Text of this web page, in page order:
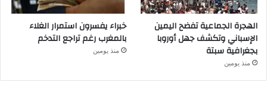
الهجرة الجماعية تفضح اليمين
الإسباني وتكشف جهل أوروبا
بجغرافية سبتة
منذ يومين
خبراء يفسرون استمرار الغلاء
بالمغرب رغم تراجع التدخم
منذ يومين